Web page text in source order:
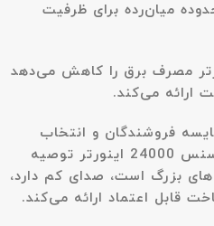
میان‌رده برای ظرفیت
مصرف برق را کاهش می‌دهد
ارائه می‌کند.
فروشندگان و انتخاب
بهترین قیمت کولر گازی هایسنس 24000 اینورتر توصیه
بزرگ است، صدای کم دارد،
اعتماد ارائه می‌کند.